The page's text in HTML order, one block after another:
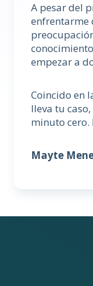
A pesar del
enfrentarme
empezar a
Coincido en
lleva tu
minuto
Mayte